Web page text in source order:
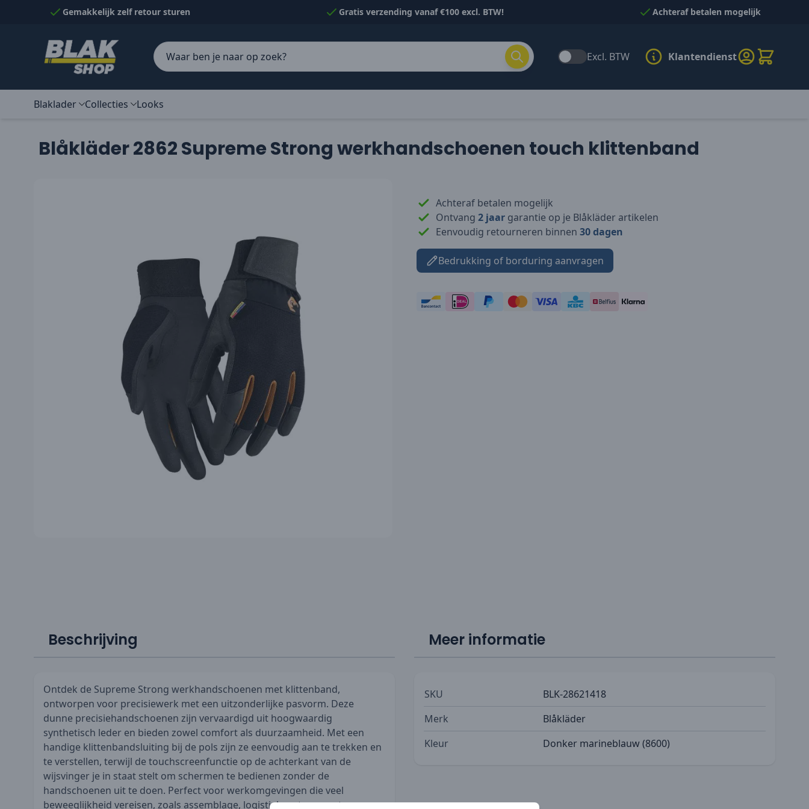
Naar inhoud gaanGemakkelijk zelf retour sturen Gratis verzending vanaf €100 excl. BTW! Achteraf betalen mogelijk
Excl. BTW Klantendienst
Blaklader Collecties Looks
Blåkläder 2862 Supreme Strong werkhandschoenen touch klittenband
Achteraf betalen mogelijk
Ontvang 2 jaar garantie op je Blåkläder artikelen
Eenvoudig retourneren binnen 30 dagen
Bedrukking of borduring aanvragen
Beschrijving
Ontdek de Supreme Strong werkhandschoenen met klittenband,
ontworpen voor precisiewerk met een uitzonderlijke pasvorm. Deze
dunne precisiehandschoenen zijn vervaardigd uit hoogwaardig
synthetisch leder en bieden zowel comfort als duurzaamheid. Met een
handige klittenbandsluiting bij de pols zijn ze eenvoudig aan te trekken en
te verstellen, terwijl de touchscreenfunctie op de achterkant van de
wijsvinger je in staat stelt om schermen te bedienen zonder de
handschoenen uit te doen. Perfect voor werkomgevingen die veel
beweeglijkheid vereisen, zoals assemblage, logistiek en transport.
Meer informatie
SKU
BLK-28621418
Merk
Blåkläder
Kleur
Donker marineblauw (8600)